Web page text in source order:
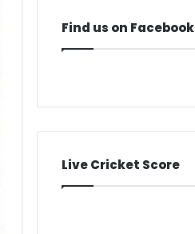
Find us on Facebook
Live Cricket Score